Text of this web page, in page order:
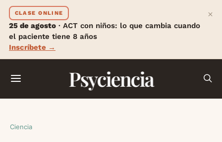
CLASE ONLINE
25 de agosto · ACT con niños: lo que cambia cuando
el paciente tiene 8 años
Inscríbete →
×
Psyciencia
Ciencia